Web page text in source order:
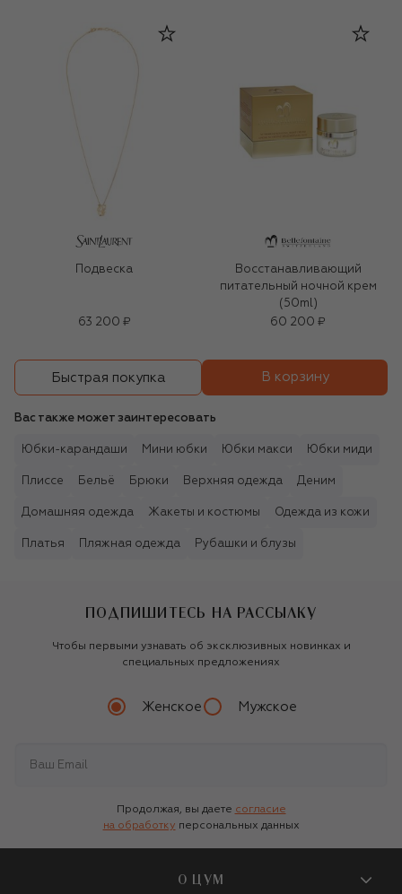
Подвеска
63 200 ₽
Восстанавливающий
питательный ночной крем
(50ml)
60 200 ₽
Быстрая покупка В корзину
Вас также может заинтересовать
Юбки-карандаши Мини юбки Юбки макси Юбки миди
Плиссе Бельё Брюки Верхняя одежда Деним
Домашняя одежда Жакеты и костюмы Одежда из кожи
Платья Пляжная одежда Рубашки и блузы
ПОДПИШИТЕСЬ НА РАССЫЛКУ
Чтобы первыми узнавать об эксклюзивных новинках и
специальных предложениях
Женское Мужское
Продолжая, вы даете согласие
на обработку персональных данных
О ЦУМ